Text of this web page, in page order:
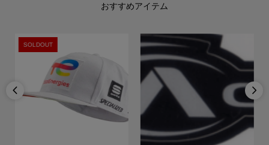
おすすめアイテム

SOLDOUT
